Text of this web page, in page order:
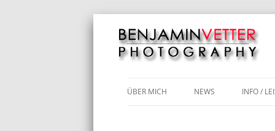
Benjamin Vetter |
ÜBER MICH NEWS INFO /